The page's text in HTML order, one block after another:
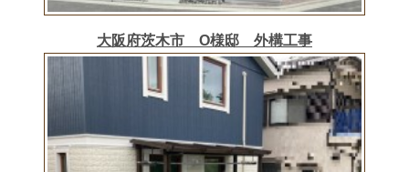
大阪府茨木市 O様邸 外構工事